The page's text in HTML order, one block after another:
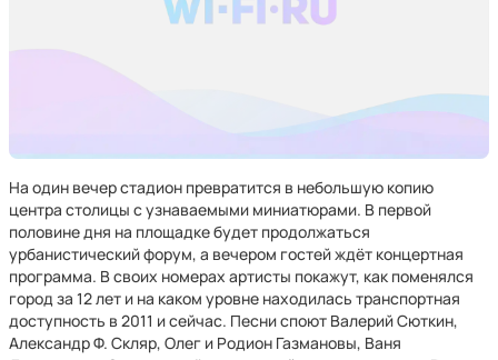
На один вечер стадион превратится в небольшую копию
центра столицы с узнаваемыми миниатюрами. В первой
половине дня на площадке будет продолжаться
урбанистический форум, а вечером гостей ждёт концертная
программа. В своих номерах артисты покажут, как поменялся
город за 12 лет и на каком уровне находилась транспортная
доступность в 2011 и сейчас. Песни споют Валерий Сюткин,
Александр Ф. Скляр, Олег и Родион Газмановы, Ваня